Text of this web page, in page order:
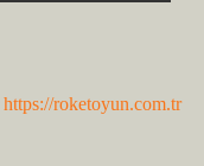
https://roketoyun.com.tr